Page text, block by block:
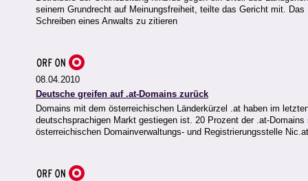
seinem Grundrecht auf Meinungsfreiheit, teilte das Gericht mit.
Schreiben eines Anwalts zu zitieren
08.04.2010
Deutsche greifen auf .at-Domains zurück
Domains mit dem österreichischen Länderkürzel .at haben im
deutschsprachigen Markt gestiegen ist. 20 Prozent der .at-
österreichischen Domainverwaltungs- und Registrierungsstelle